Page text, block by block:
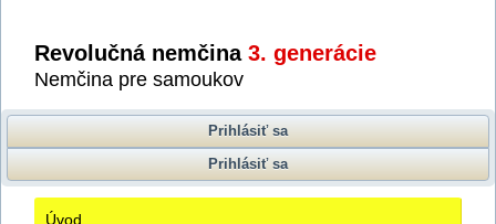
Revolučná nemčina3. generácie
Nemčina pre samoukov
Prihlásiť sa
Prihlásiť sa
Úvod